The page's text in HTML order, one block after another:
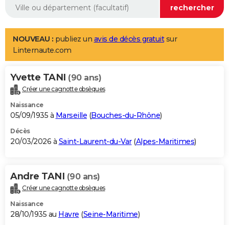
Aménagement intérieur
LIFESTYLE
Art de vivre
Bien-être
Loisirs
Mode
Modes de vie
Alimentation
Guide de la santé
Maladies
Médicaments
Sommeil
VOYAGE
Destinations
City break
Voyage nature
Voyage de noces
Forum
Climat
+PHOTO
GUIDES D'ACHAT
BONS PLANS
Carte de Noël
Carte Bonne année
Carte Saint-Valentin
Carte Pâques
Carte d'anniversaire
DICTIONNAIRE
Dictionnaire
Biographies
Citations
Expressions
Proverbes
PROGRAMME TV
NOUVEAU : publiez un avis de décès gratuitsur
Linternaute.com
Yvette TANI (90 ans)
Créer une cagnotte obsèques
Naissance
05/09/1935 à Marseille (Bouches-du-Rhône)
Décès
20/03/2026 à Saint-Laurent-du-Var(Alpes-Maritimes)
Andre TANI (90 ans)
Créer une cagnotte obsèques
Naissance
28/10/1935 au Havre (Seine-Maritime)